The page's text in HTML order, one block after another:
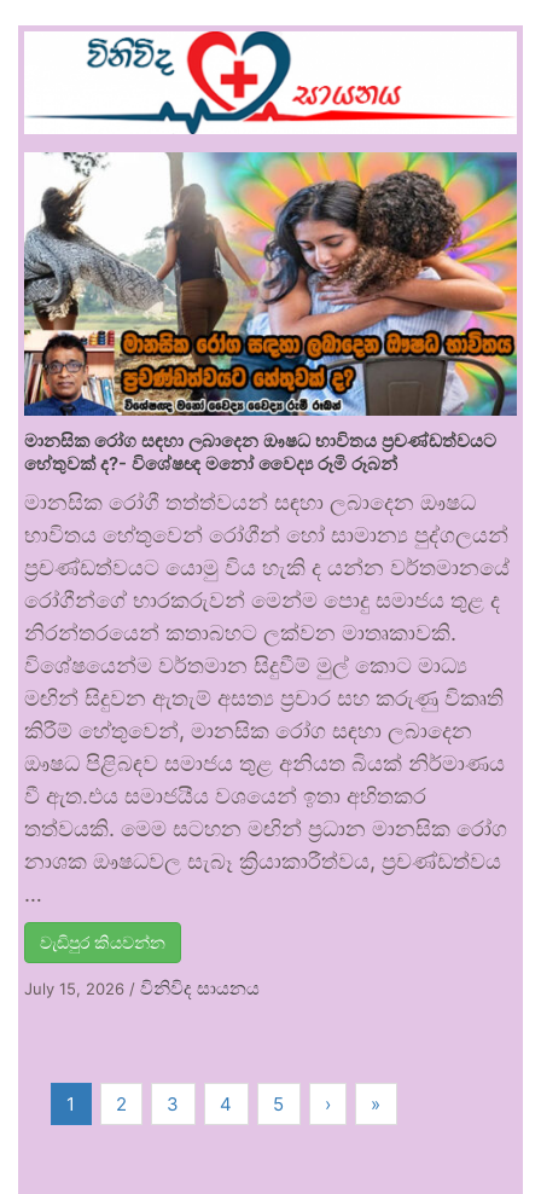
මානසික රෝග සඳහා ලබාදෙන ඖෂධ භාවිතය ප්‍රචණ්ඩත්වයට
හේතුවක් ද?- විශේෂඥ මනෝ වෛද්‍ය රූමි රූබන්
මානසික රෝගී තත්ත්වයන් සඳහා ලබාදෙන ඖෂධ
භාවිතය හේතුවෙන් රෝගීන් හෝ සාමාන්‍ය පුද්ගලයන්
ප්‍රචණ්ඩත්වයට යොමු විය හැකි ද යන්න වර්තමානයේ
රෝගීන්ගේ භාරකරුවන් මෙන්ම පොදු සමාජය තුළ ද
නිරන්තරයෙන් කතාබහට ලක්වන මාතෘකාවකි.
විශේෂයෙන්ම වර්තමාන සිදුවීම් මුල් කොට මාධ්‍ය
මඟින් සිදුවන ඇතැම් අසත්‍ය ප්‍රචාර සහ කරුණු විකෘති
කිරීම් හේතුවෙන්, මානසික රෝග සඳහා ලබාදෙන
ඖෂධ පිළිබඳව සමාජය තුළ අනියත බියක් නිර්මාණය
වී ඇත.එය සමාජයීය වශයෙන් ඉතා අහිතකර
තත්වයකි. මෙම සටහන මඟින් ප්‍රධාන මානසික රෝග
නාශක ඖෂධවල සැබෑ ක්‍රියාකාරීත්වය, ප්‍රචණ්ඩත්වය
…
වැඩිපුර කියවන්න
July 15, 2026 / විනිවිද සායනය
1 2 3 4 5 › »